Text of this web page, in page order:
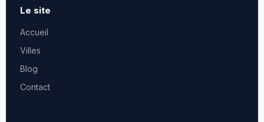
Le site
Accueil
Villes
Blog
Contact